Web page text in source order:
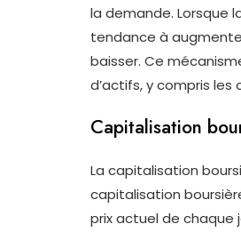
la demande. Lorsque
tendance à
baisser. Ce
d’actifs, y compris les
Capitalisation
La capitalisation
capitalisation
prix actuel de chaque